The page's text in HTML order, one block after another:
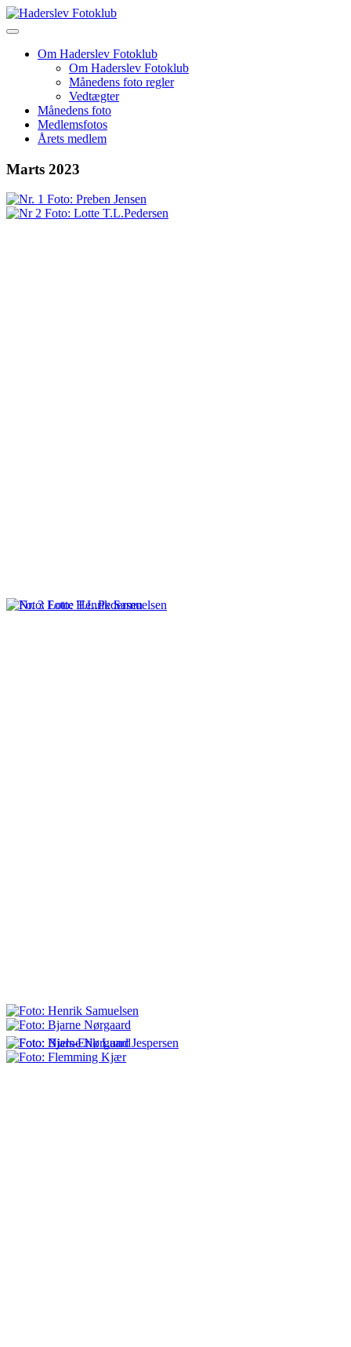
Skip
to
Om Haderslev Fotoklub
Om Haderslev Fotoklub
Månedens foto regler
Vedtægter
Månedens foto
Medlemsfotos
Årets medlem
Marts 2023